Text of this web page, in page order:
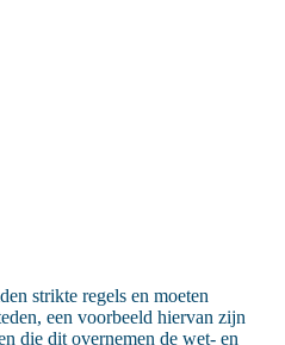
strikte regels en moeten
een voorbeeld hiervan zijn
die dit overnemen de wet- en